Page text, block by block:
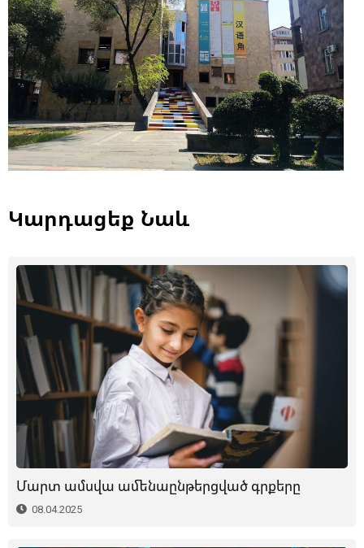
Կարդացեք Նաև
Մարտ ամսվա ամենաընթերցված գրքերը
08.04.2025